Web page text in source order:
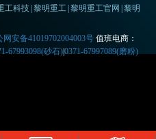
工科技 黎明重工 黎明重工官网 黎明
网安备41019702004003号 值班电商：
67993098(砂石)|0371-67997089(磨粉)